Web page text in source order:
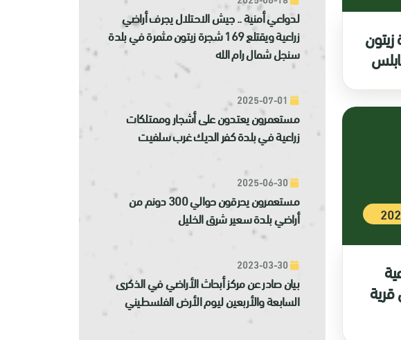
شجرة زيتون
لدواعي أمنية .. جيش الاحتلال يجرف أراضي
زراعية ويقتلع 169 شجرة زيتون مثمرة في بلدة
سنجل شمال رام الله
مستعمرون يعتدون على أشجار وممتلكات
زراعية في بلدة كفر الديك غرب سلفيت
مستعمرون يحرقون حوالي 300 دونم من
أراضي بلدة سعير شرق الخليل
بيان صادر عن مركز أبحاث الأراضي في الذكرى
السابعة والأربعين ليوم الأرض الفلسطيني